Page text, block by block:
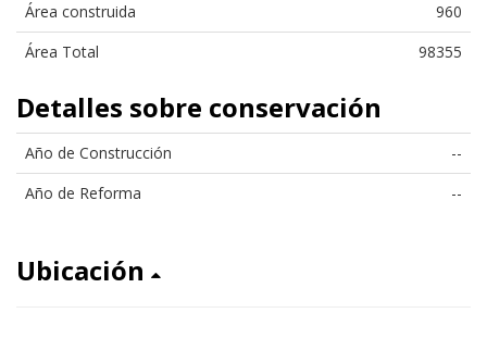
Área construida
960
Área Total
98355
Detalles sobre conservación
Año de Construcción
--
Año de Reforma
--
Ubicación